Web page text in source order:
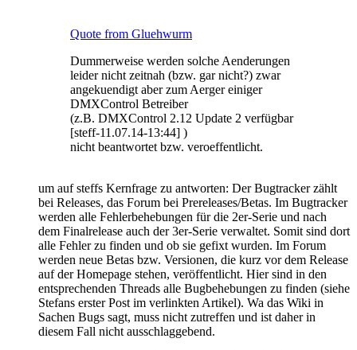
Quote from Gluehwurm
Dummerweise werden solche Aenderungen
leider nicht zeitnah (bzw. gar nicht?) zwar
angekuendigt aber zum Aerger einiger
DMXControl Betreiber
(z.B. DMXControl 2.12 Update 2 verfügbar
[steff-11.07.14-13:44] )
nicht beantwortet bzw. veroeffentlicht.
um auf steffs Kernfrage zu antworten: Der Bugtracker zählt
bei Releases, das Forum bei Prereleases/Betas. Im Bugtracker
werden alle Fehlerbehebungen für die 2er-Serie und nach
dem Finalrelease auch der 3er-Serie verwaltet. Somit sind dort
alle Fehler zu finden und ob sie gefixt wurden. Im Forum
werden neue Betas bzw. Versionen, die kurz vor dem Release
auf der Homepage stehen, veröffentlicht. Hier sind in den
entsprechenden Threads alle Bugbehebungen zu finden (siehe
Stefans erster Post im verlinkten Artikel). Wa das Wiki in
Sachen Bugs sagt, muss nicht zutreffen und ist daher in
diesem Fall nicht ausschlaggebend.